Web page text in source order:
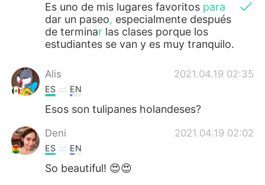
Es uno de mis lugares favoritos para
dar un paseo, especialmente después
de terminar las clases porque los
estudiantes se van y es muy tranquilo.
Alis 2021.04.19 02:35
ES EN
Esos son tulipanes holandeses?
Deni 2021.04.19 02:02
ES EN
So beautiful! 😍😍